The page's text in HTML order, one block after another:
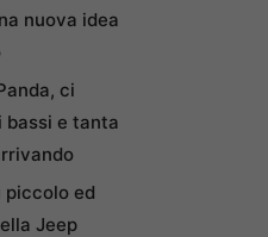
nuova idea
ci
bassi e tanta
piccolo ed
Jeep